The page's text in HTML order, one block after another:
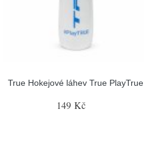
True Hokejové láhev True PlayTrue
149 Kč